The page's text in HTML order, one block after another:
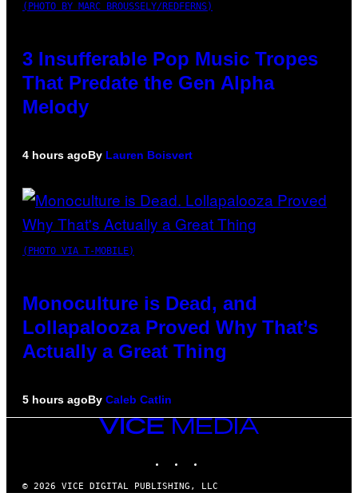
(PHOTO BY MARC BROUSSELY/REDFERNS)
3 Insufferable Pop Music Tropes
That Predate the Gen Alpha
Melody
4 hours agoBy Lauren Boisvert
(PHOTO VIA T-MOBILE)
Monoculture is Dead, and
Lollapalooza Proved Why That’s
Actually a Great Thing
5 hours agoBy Caleb Catlin
VICE
© 2026 VICE DIGITAL PUBLISHING, LLC